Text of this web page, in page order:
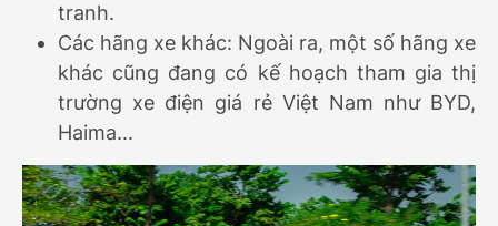
tranh.
Các hãng xe khác: Ngoài ra, một số hãng xe
khác cũng đang có kế hoạch tham gia thị
trường xe điện giá rẻ Việt Nam như BYD,
Haima...